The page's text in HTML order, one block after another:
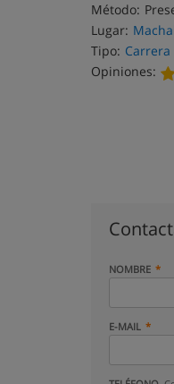
Método:
Lugar:
Tipo: Carrera
Opiniones:
NOMBRE
E-MAIL